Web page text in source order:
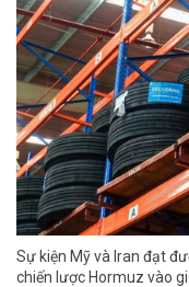
Sự kiện Mỹ và Iran đạt
chiến lược Hormuz vào